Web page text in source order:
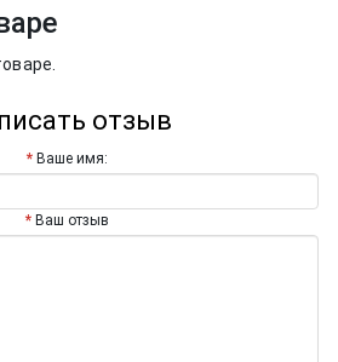
отзыв
Ваше имя:
Ваш отзыв